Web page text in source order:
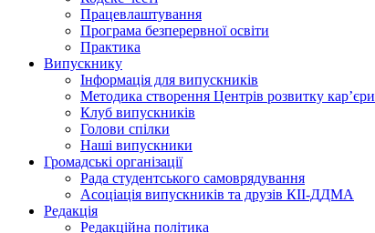
Працевлаштування
Програма безперервної освіти
Практика
Випускнику
Інформація для випускників
Методика створення Центрів розвитку кар’єри
Клуб випускників
Голови спілки
Наші випускники
Громадські організації
Рада студентського самоврядування
Асоціація випускників та друзів КІІ-ДДМА
Редакція
Редакційна політика